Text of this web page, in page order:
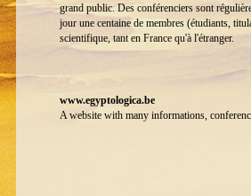
grand public. Des conférenciers sont
jour une centaine de membres (étudiants,
scientifique, tant en France qu'à l'étranger.
www.egyptologica.be
A website with many informations,